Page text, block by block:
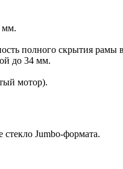
мм.
полного скрытия рамы
до 34 мм.
мотор).
стекло Jumbo-формата.